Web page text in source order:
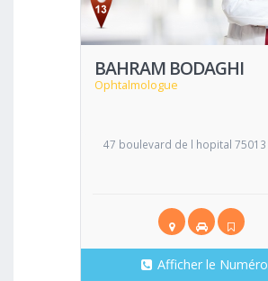
BAHRAM BODAGHI
Ophtalmologue
47 boulevard de l hopital 75013
Afficher le Numéro